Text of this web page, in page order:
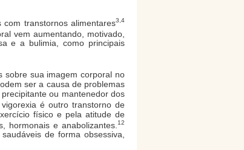
transtornos alimentares3,4
vem aumentando, motivado,
e a bulimia, como principais
sobre sua imagem corporal no
ser a causa de problemas
ou mantenedor dos
vigorexia é outro transtorno de
físico e pela atitude de
hormonais e anabolizantes. 12
de forma obsessiva,